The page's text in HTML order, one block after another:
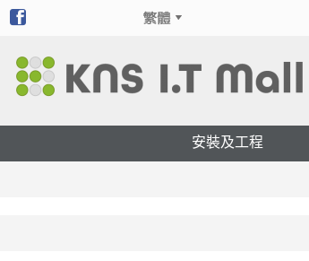
安裝及工程